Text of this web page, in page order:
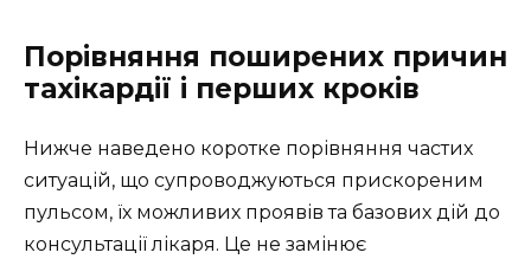
Порівняння поширених причин
тахікардії і перших кроків
Нижче наведено коротке порівняння частих
ситуацій, що супроводжуються прискореним
пульсом, їх можливих проявів та базових дій до
консультації лікаря. Це не замінює